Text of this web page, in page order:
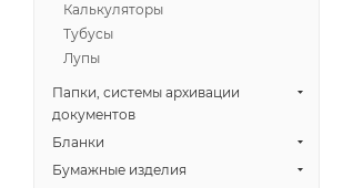
Калькуляторы
Тубусы
Лупы
Папки, системы архивации
документов
Бланки
Бумажные изделия